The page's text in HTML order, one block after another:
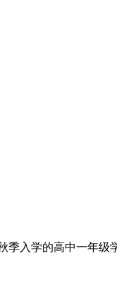
入学的高中一年级